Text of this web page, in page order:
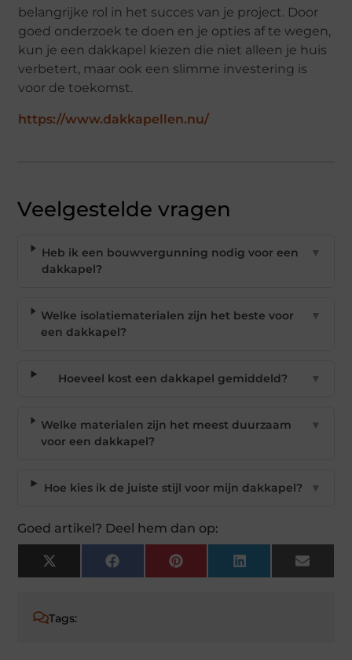
belangrijke rol in het succes van je project. Door
goed onderzoek te doen en je opties af te wegen,
kun je een dakkapel kiezen die niet alleen je huis
verbetert, maar ook een slimme investering is
voor de toekomst.
https://www.dakkapellen.nu/
Veelgestelde vragen
Heb ik een bouwvergunning nodig voor een
dakkapel?
▼
Welke isolatiematerialen zijn het beste voor
een dakkapel?
▼
Hoeveel kost een dakkapel gemiddeld? ▼
Welke materialen zijn het meest duurzaam
voor een dakkapel?
▼
Hoe kies ik de juiste stijl voor mijn dakkapel? ▼
Goed artikel? Deel hem dan op:
X
(Twitter)
Facebook Pinterest LinkedIn Email
Tags: